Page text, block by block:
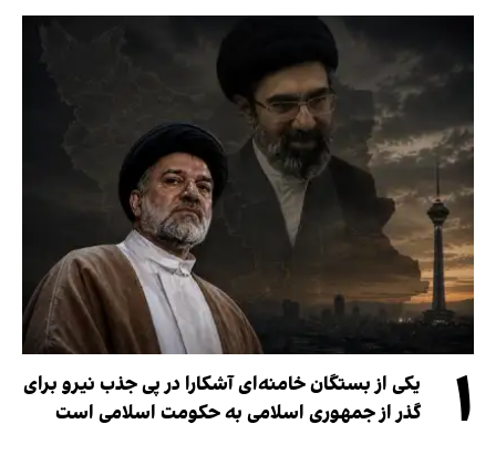
۱
یکی از بستگان خامنه‌ای آشکارا در پی جذب نیرو برای
گذر از جمهوری اسلامی به حکومت اسلامی است